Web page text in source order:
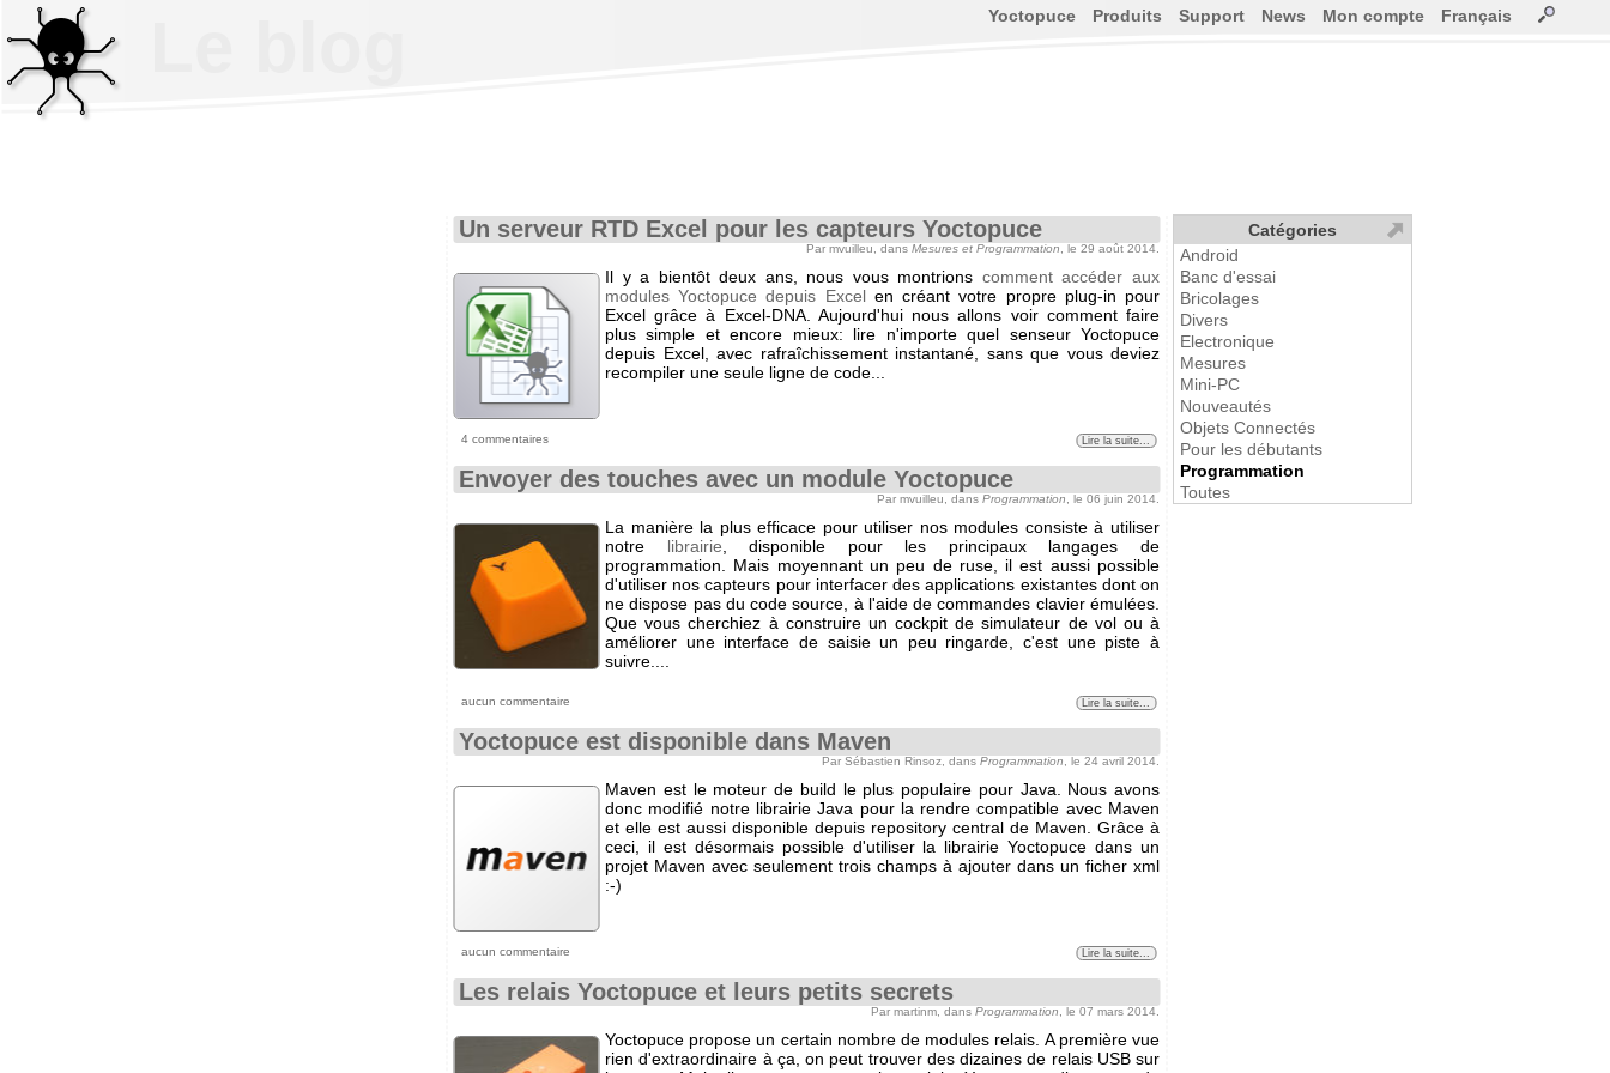
Un serveur RTD Excel pour les capteurs Yoctopuce
Par mvuilleu, dans Mesures et Programmation , le 29 août 2014.
Il y a bientôt deux ans, nous vous montrions comment accéder aux
modules Yoctopuce depuis Excelen créant votre propre plug-in pour
Excel grâce à Excel-DNA. Aujourd'hui nous allons voir comment faire
plus simple et encore mieux: lire n'importe quel senseur Yoctopuce
depuis Excel, avec rafraîchissement instantané, sans que vous deviez
recompiler une seule ligne de code...
4 commentaires Lire la suite...
Envoyer des touches avec un module Yoctopuce
Par mvuilleu, dans Programmation , le 06 juin 2014.
La manière la plus efficace pour utiliser nos modules consiste à utiliser
notre librairie , disponible pour les principaux langages de
programmation. Mais moyennant un peu de ruse, il est aussi possible
d'utiliser nos capteurs pour interfacer des applications existantes dont on
ne dispose pas du code source, à l'aide de commandes clavier émulées.
Que vous cherchiez à construire un cockpit de simulateur de vol ou à
améliorer une interface de saisie un peu ringarde, c'est une piste à
suivre....
aucun commentaire Lire la suite...
Yoctopuce est disponible dans Maven
Par Sébastien Rinsoz, dans Programmation , le 24 avril 2014.
Maven est le moteur de build le plus populaire pour Java. Nous avons
donc modifié notre librairie Java pour la rendre compatible avec Maven
et elle est aussi disponible depuis repository central de Maven. Grâce à
ceci, il est désormais possible d'utiliser la librairie Yoctopuce dans un
projet Maven avec seulement trois champs à ajouter dans un ficher xml
:-)
aucun commentaire Lire la suite...
Les relais Yoctopuce et leurs petits secrets
Par martinm, dans Programmation , le 07 mars 2014.
Yoctopuce propose un certain nombre de modules relais. A première vue
rien d'extraordinaire à ça, on peut trouver des dizaines de relais USB sur
Yoctopuce Produits Support News Mon compte Français
Catégories
Android
Banc d'essai
Bricolages
Divers
Electronique
Mesures
Mini-PC
Nouveautés
Objets Connectés
Pour les débutants
Programmation
Toutes